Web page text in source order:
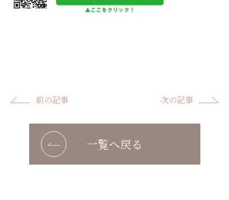
前の記事 次の記事
一覧へ戻る